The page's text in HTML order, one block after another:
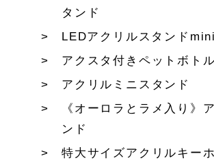
タンド
LEDアクリルスタンドmini
アクスタ付きペットボト
アクリルミニスタンド
《オーロラとラメ入り》
ンド
特大サイズアクリルキー